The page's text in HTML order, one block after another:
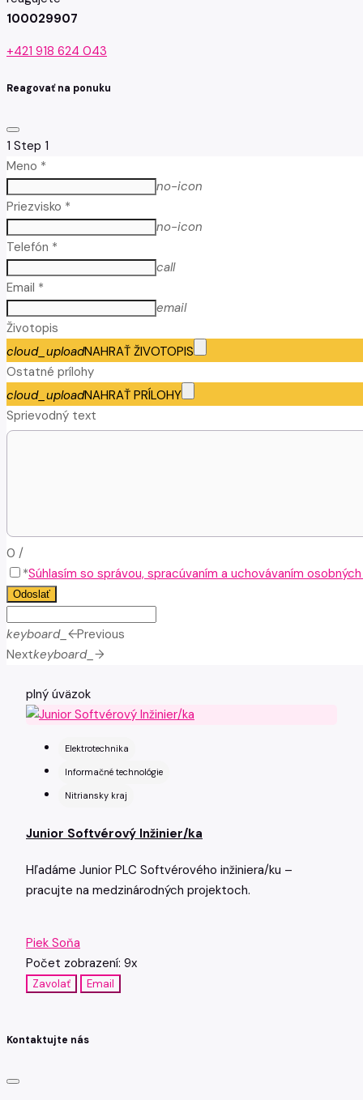
100029907
+421 918 624 043
Reagovať na ponuku
1 Step 1
Meno *
no-icon
Priezvisko *
no-icon
Telefón *
call
Email *
email
Životopis
cloud_uploadNAHRAŤ ŽIVOTOPIS
Ostatné prílohy
cloud_uploadNAHRAŤ PRÍLOHY
Sprievodný text
0 /
*Súhlasím so správou, spracúvaním a uchovávaním
Odoslať
keyboard_arrow_leftPrevious
Nextkeyboard_arrow_right
plný úväzok
Elektrotechnika
Informačné technológie
Nitriansky kraj
Junior Softvérový Inžinier/ka
Hľadáme Junior PLC Softvérového inžiniera/ku –
pracujte na medzinárodných projektoch.
Piek Soňa
Počet zobrazení: 9x
Zavolať Email
Kontaktujte nás